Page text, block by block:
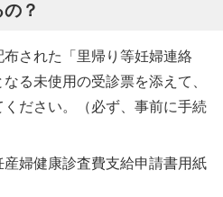
？
された「里帰り等妊婦連絡
る未使用の受診票を添えて、
ださい。（必ず、事前に手続
婦健康診査費支給申請書用紙